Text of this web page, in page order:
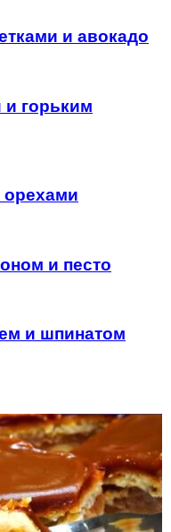
и авокадо
горьким
орехами
и песто
и шпинатом